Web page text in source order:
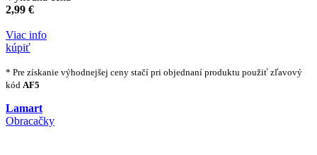
2,99 €
Viac info
kúpiť
* Pre získanie výhodnejšej ceny stačí pri objednaní produktu použiť zľavový
kód AF5
Lamart
Obracačky